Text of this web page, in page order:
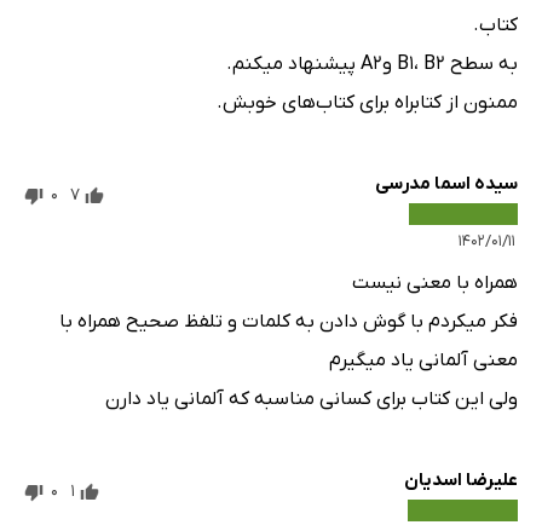
کتاب.
به سطح B1، B2 وA2 پیشنهاد میکنم.
ممنون از کتابراه برای کتاب‌های خوبش.
سیده اسما مدرسی
۱۴۰۲/۰۱/۱۱
7
0
همراه با معنی نیست
فکر میکردم با گوش دادن به کلمات و تلفظ صحیح همراه با
معنی آلمانی یاد میگیرم
ولی این کتاب برای کسانی مناسبه که آلمانی یاد دارن
علیرضا اسدیان 1
0